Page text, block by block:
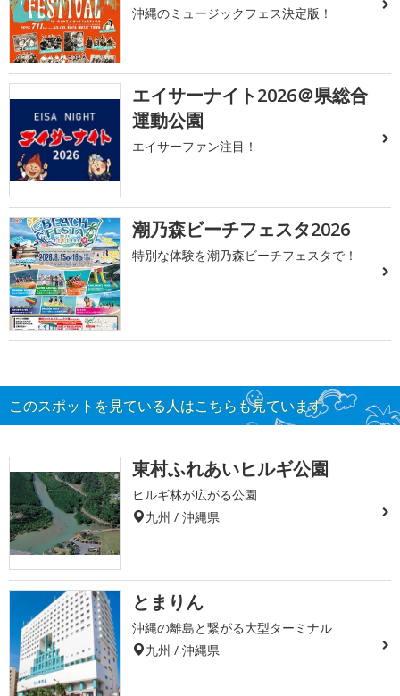
沖縄のミュージックフェス決定版！
エイサーナイト2026＠県総合
運動公園
エイサーファン注目！
潮乃森ビーチフェスタ2026
特別な体験を潮乃森ビーチフェスタで！
このスポットを見ている人はこちらも見ています
東村ふれあいヒルギ公園
ヒルギ林が広がる公園
九州 / 沖縄県
とまりん
沖縄の離島と繋がる大型ターミナル
九州 / 沖縄県